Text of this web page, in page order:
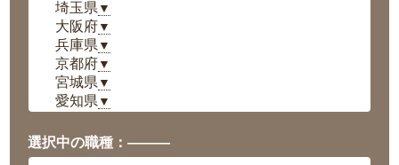
埼玉県 ▼
大阪府▼
兵庫県 ▼
京都府▼
宮城県 ▼
愛知県 ▼
岡山県▼
広島県▼
選択中の職種：———